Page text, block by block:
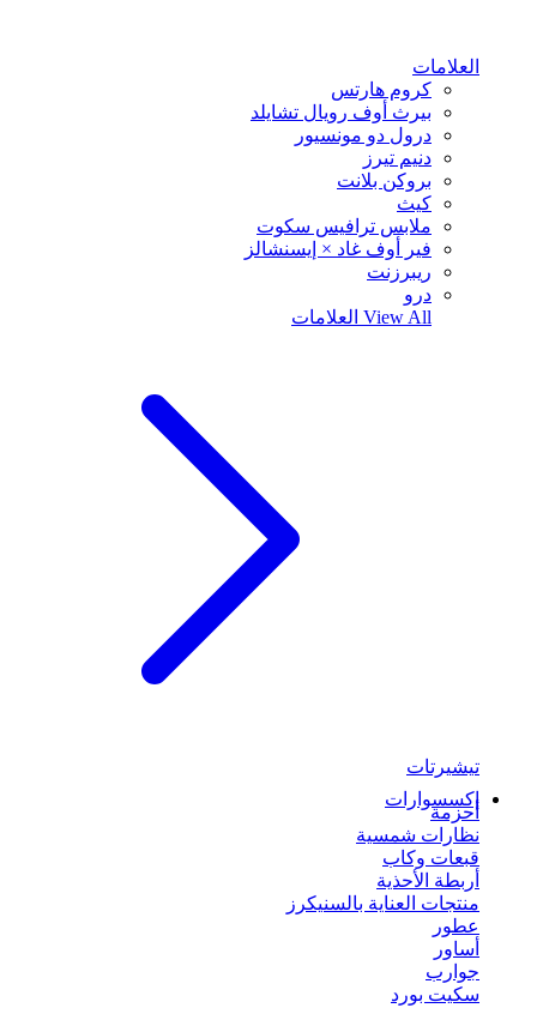
العلامات
كروم هارتس
بيرث أوف رويال تشايلد
درول دو مونسيور
دنيم تيرز
بروكن بلانت
كيث
ملابس ترافيس سكوت
فير أوف غاد × إيسنشالز
ريبرزنت
درو
View All العلامات
تيشيرتات
إكسسوارات
أحزمة
نظارات شمسية
قبعات وكاب
أربطة الأحذية
منتجات العناية بالسنيكرز
عطور
أساور
جوارب
سكيت بورد